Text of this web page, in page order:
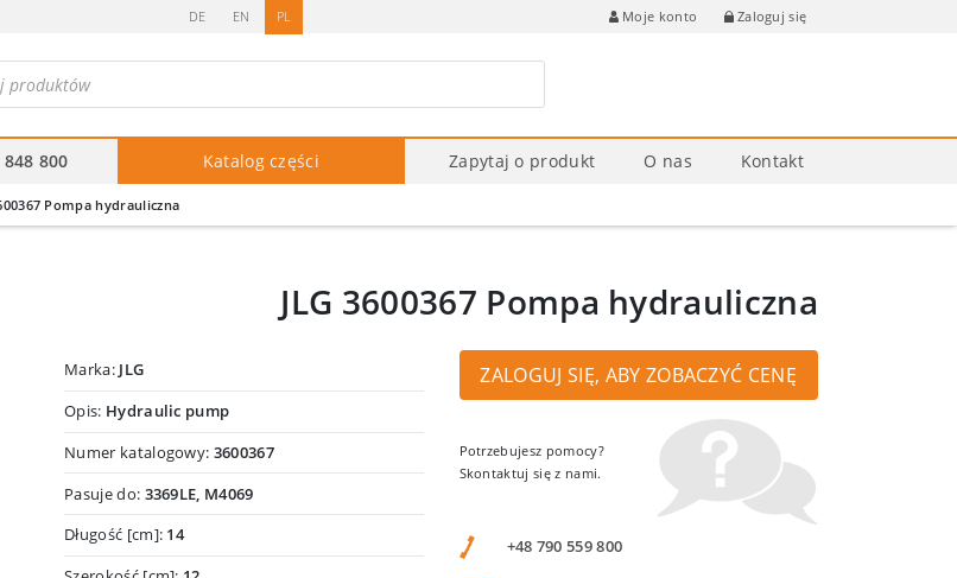
DE EN PL Moje konto Zaloguj się
800 Katalog części Zapytaj o produkt O nas Kontakt
Pompa hydrauliczna
JLG 3600367 Pompa hydrauliczna
Marka: JLG
Opis: Hydraulic pump
Numer katalogowy: 3600367
Pasuje do: 3369LE, M4069
Długość [cm]: 14
ZALOGUJ SIĘ, ABY ZOBACZYĆ CENĘ
Potrzebujesz pomocy?
Skontaktuj się z nami.
+48 790 559 800